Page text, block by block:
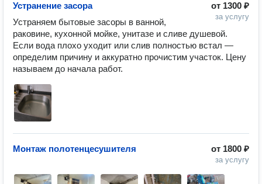
от 1300 ₽
за услугу
Устранение засора
Устраняем бытовые засоры в ванной,
раковине, кухонной мойке, унитазе и сливе душевой.
Если вода плохо уходит или слив полностью встал —
определим причину и аккуратно прочистим участок. Цену
называем до начала работ.
от 1800 ₽
за услугу
Монтаж полотенцесушителя